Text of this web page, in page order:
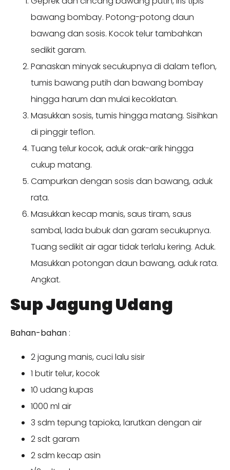
bawang bombay. Potong-potong daun
bawang dan sosis. Kocok telur tambahkan
sedikit garam.
Panaskan minyak secukupnya di dalam teflon,
tumis bawang putih dan bawang bombay
hingga harum dan mulai kecoklatan.
Masukkan sosis, tumis hingga matang. Sisihkan
di pinggir teflon.
Tuang telur kocok, aduk orak-arik hingga
cukup matang.
Campurkan dengan sosis dan bawang, aduk
rata.
Masukkan kecap manis, saus tiram, saus
sambal, lada bubuk dan garam secukupnya.
Tuang sedikit air agar tidak terlalu kering. Aduk.
Masukkan potongan daun bawang, aduk rata.
Angkat.
Sup Jagung Udang
Bahan-bahan :
2 jagung manis, cuci lalu sisir
1 butir telur, kocok
10 udang kupas
1000 ml air
3 sdm tepung tapioka, larutkan dengan air
2 sdt garam
2 sdm kecap asin